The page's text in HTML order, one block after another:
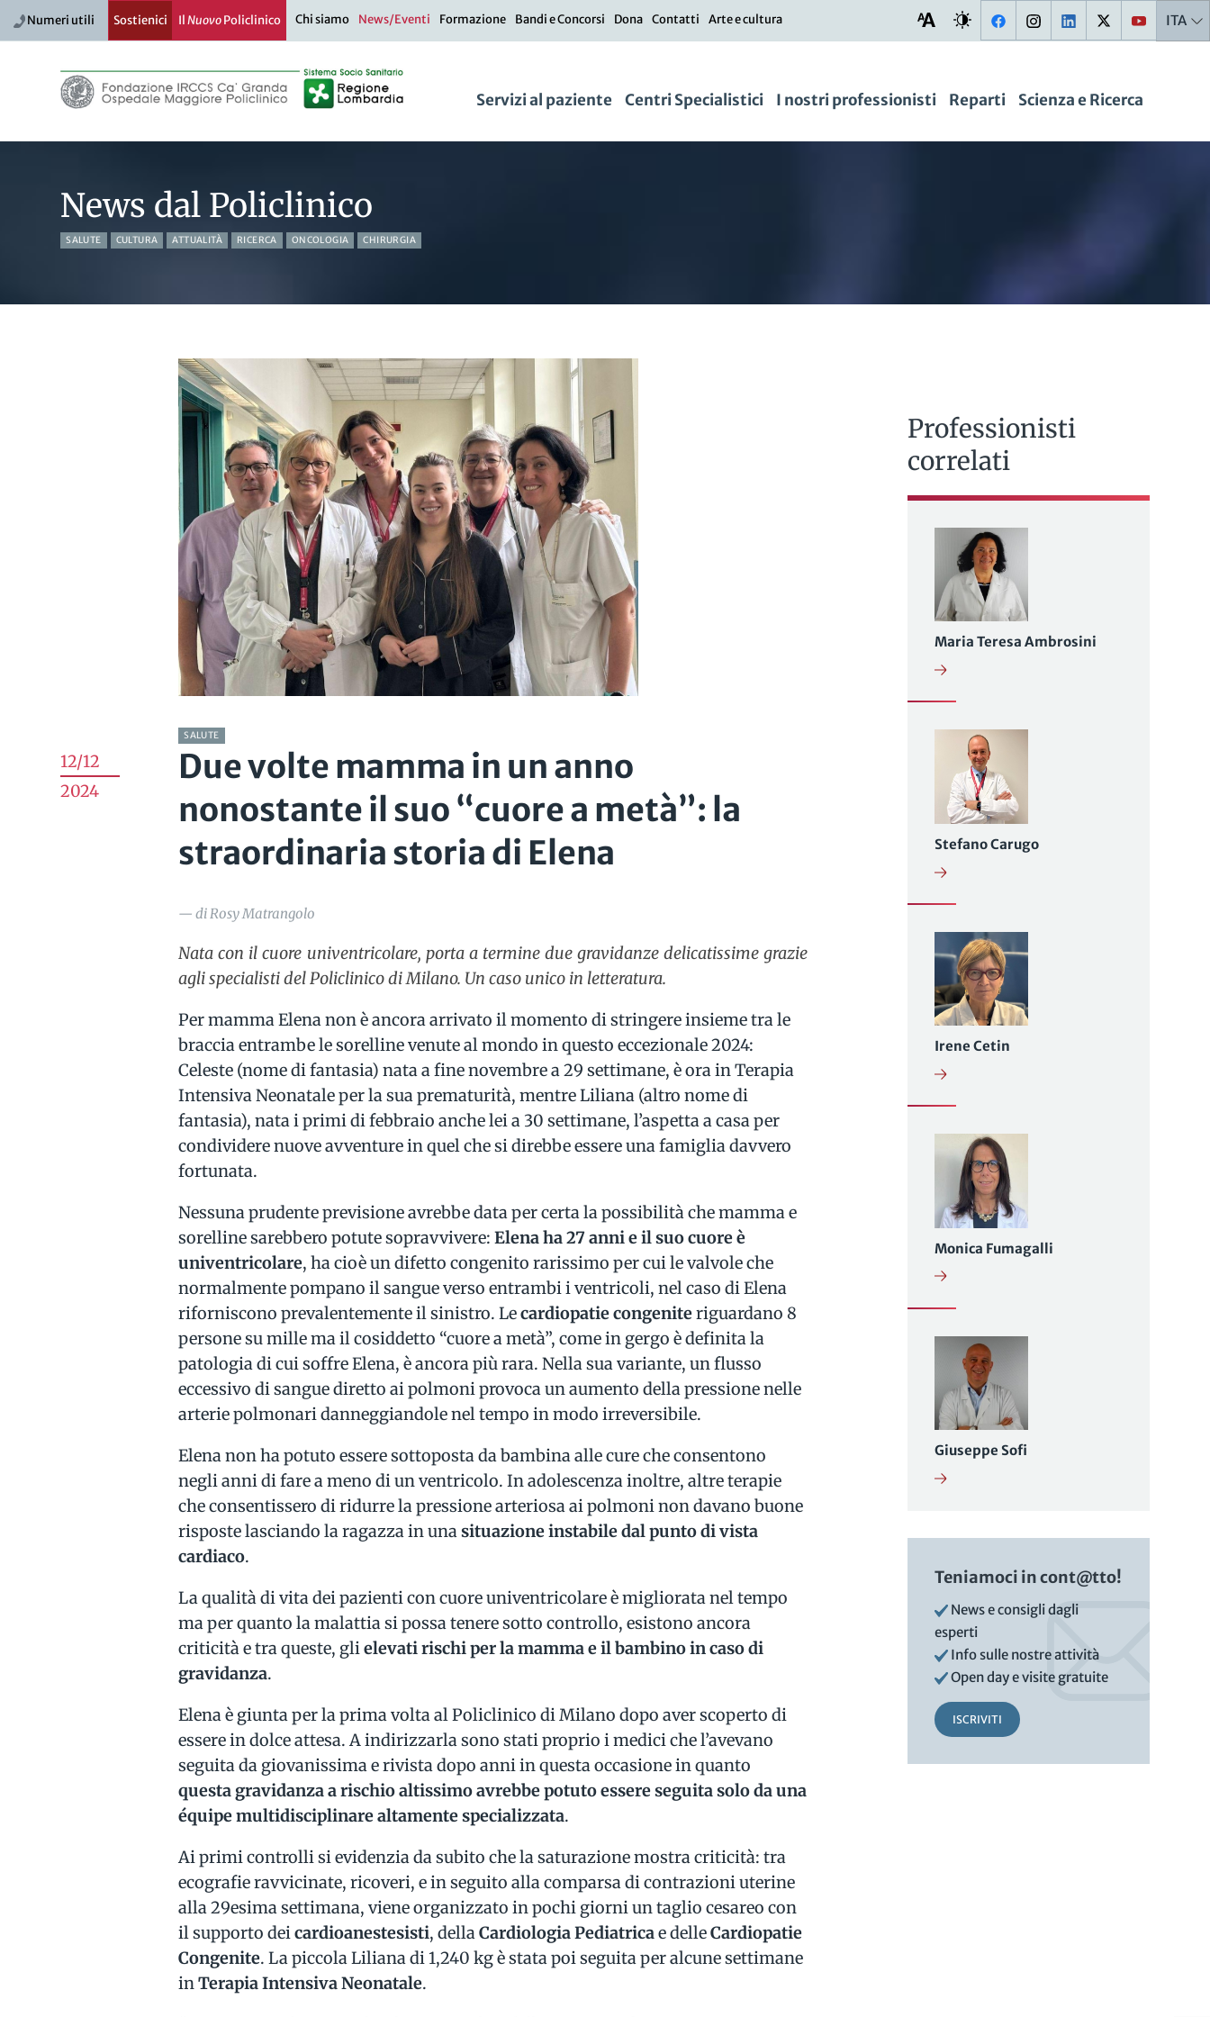
Numeri utili Sostienici IlNuovoPoliclinico Chi siamo News/Eventi Formazione Bandi e Concorsi Dona Contatti Arte e cultura ITA
Servizi al paziente Centri Specialistici I nostri professionisti Reparti Scienza e Ricerca
News dal Policlinico
SALUTE CULTURA ATTUALITÀ RICERCA ONCOLOGIA CHIRURGIA
12/12
2024
SALUTE
Due volte mamma in un anno
nonostante il suo “cuore a metà”: la
straordinaria storia di Elena
— di Rosy Matrangolo
Nata con il cuore univentricolare, porta a termine due gravidanze delicatissime grazie
agli specialisti del Policlinico di Milano. Un caso unico in letteratura.
Per mamma Elena non è ancora arrivato il momento di stringere insieme tra le
braccia entrambe le sorelline venute al mondo in questo eccezionale 2024:
Celeste (nome di fantasia) nata a fine novembre a 29 settimane, è ora in Terapia
Intensiva Neonatale per la sua prematurità, mentre Liliana (altro nome di
fantasia), nata i primi di febbraio anche lei a 30 settimane, l’aspetta a casa per
condividere nuove avventure in quel che si direbbe essere una famiglia davvero
fortunata.
Nessuna prudente previsione avrebbe data per certa la possibilità che mamma e
sorelline sarebbero potute sopravvivere:Elena ha 27 anni e il suo cuore è
univentricolare, ha cioè un difetto congenito rarissimo per cui le valvole che
normalmente pompano il sangue verso entrambi i ventricoli, nel caso di Elena
riforniscono prevalentemente il sinistro. Lecardiopatie congeniteriguardano 8
persone su mille ma il cosiddetto “cuore a metà”, come in gergo è definita la
patologia di cui soffre Elena, è ancora più rara. Nella sua variante, un flusso
eccessivo di sangue diretto ai polmoni provoca un aumento della pressione nelle
arterie polmonari danneggiandole nel tempo in modo irreversibile.
Elena non ha potuto essere sottoposta da bambina alle cure che consentono
negli anni di fare a meno di un ventricolo. In adolescenza inoltre, altre terapie
che consentissero di ridurre la pressione arteriosa ai polmoni non davano buone
risposte lasciando la ragazza in unasituazioneinstabile dal punto di vista
cardiaco.
La qualità di vita dei pazienti con cuore univentricolare è migliorata nel tempo
ma per quanto la malattia si possa tenere sotto controllo, esistono ancora
criticità e tra queste, glielevati rischi per la mamma e il bambino in caso di
gravidanza.
Elena è giunta per la prima volta al Policlinico di Milano dopo aver scoperto di
essere in dolce attesa. A indirizzarla sono stati proprio i medici che l’avevano
seguita da giovanissima e rivista dopo anni in questa occasione in quanto
questa gravidanza a rischio altissimoavrebbe potuto essere seguita solo da una
équipe multidisciplinare altamente specializzata.
Ai primi controlli si evidenzia da subito che la saturazione mostra criticità: tra
ecografie ravvicinate, ricoveri, e in seguito alla comparsa di contrazioni uterine
alla 29esima settimana, viene organizzato in pochi giorni un taglio cesareo con
il supporto deicardioanestesisti, dellaCardiologia Pediatricae delleCardiopatie
Congenite. La piccola Liliana di 1,240 kg è stata poi seguita per alcune settimane
inTerapia Intensiva Neonatale.
Professionisti
correlati
Maria Teresa Ambrosini
Stefano Carugo
Irene Cetin
Monica Fumagalli
Giuseppe Sofi
Teniamoci in cont@tto!
News e consigli dagli
esperti
Info sulle nostre attività
Open day e visite gratuite
ISCRIVITI